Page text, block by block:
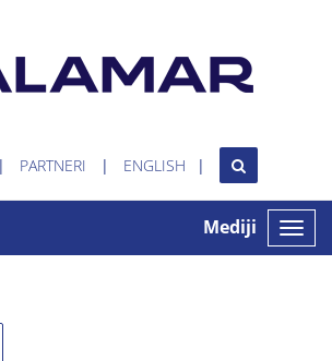
PARTNERI ENGLISH
Toggle
Mediji